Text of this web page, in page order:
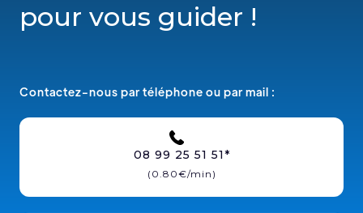
pour vous guider !
Contactez-nous par téléphone ou par mail :
08 99 25 51 51*
(0.80€/min)